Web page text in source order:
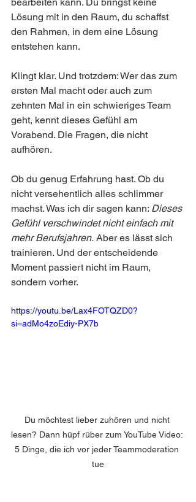
bearbeiten kann. Du bringst keine
Lösung mit in den Raum, du schaffst
den Rahmen, in dem eine Lösung
entstehen kann.
Klingt klar. Und trotzdem: Wer das zum
ersten Mal macht oder auch zum
zehnten Mal in ein schwieriges Team
geht, kennt dieses Gefühl am
Vorabend. Die Fragen, die nicht
aufhören.
Ob du genug Erfahrung hast. Ob du
nicht versehentlich alles schlimmer
machst. Was ich dir sagen kann: Dieses
Gefühl verschwindet nicht einfach mit
mehr Berufsjahren. Aber es lässt sich
trainieren. Und der entscheidende
Moment passiert nicht im Raum,
sondern vorher.
https://youtu.be/Lax4FOTQZD0?
si=adMo4zoEdiy-PX7b
Du möchtest lieber zuhören und nicht
lesen? Dann hüpf rüber zum YouTube Video:
5 Dinge, die ich vor jeder Teammoderation
tue